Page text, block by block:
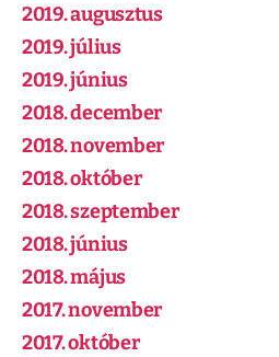
2019. augusztus
2019. július
2019. június
2018. december
2018. november
2018. október
2018. szeptember
2018. június
2018. május
2017. november
2017. október